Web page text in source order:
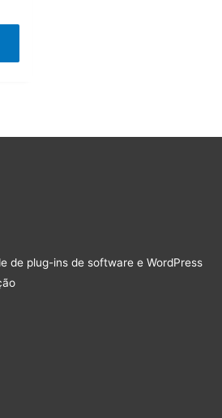
de plug-ins de software e WordPress